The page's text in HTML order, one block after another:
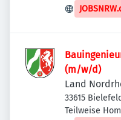
(m/w/d)
Land
33615
Teilweise